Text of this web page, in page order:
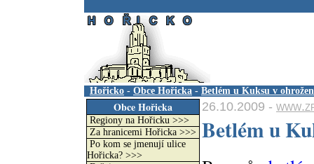
Hořicko - Obce Hořicka - Betlém u Kuksu v
Obce Hořicka
Regiony na Hořicku >>>
Za hranicemi Hořicka >>>
Po kom se jmenují ulice
Hořicka? >>>
26.10.2009 -
Betlém u